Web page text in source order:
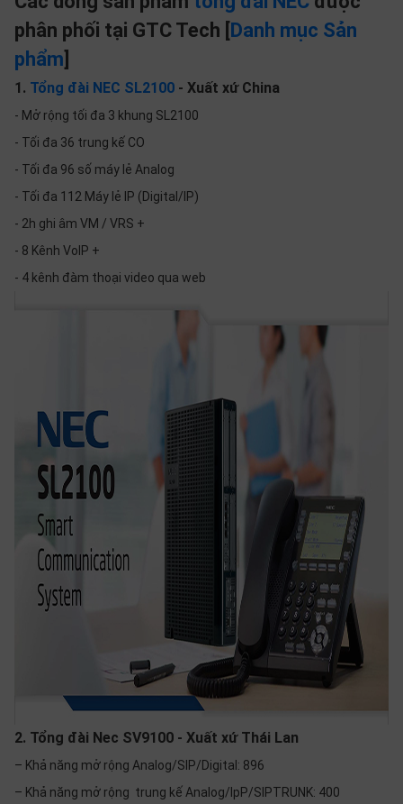
phân phối tại GTC Tech [Danh mục Sản
phẩm]
1. Tổng đài NEC SL2100 - Xuất xứ China
- Mở rộng tối đa 3 khung SL2100
- Tối đa 36 trung kế CO
- Tối đa 96 số máy lẻ Analog
- Tối đa 112 Máy lẻ IP (Digital/IP)
- 2h ghi âm VM / VRS +
- 8 Kênh VoIP +
- 4 kênh đàm thoại video qua web
2. Tổng đài Nec SV9100 - Xuất xứ Thái Lan
– Khả năng mở rộng Analog/SIP/Digital: 896
– Khả năng mở rộng trung kế Analog/IpP/SIPTRUNK: 400
SP
khác
DANH
MỤC
KHÁC
pháp
vụ
Hỗ
thiệu
NGỮ
Tiếng
English